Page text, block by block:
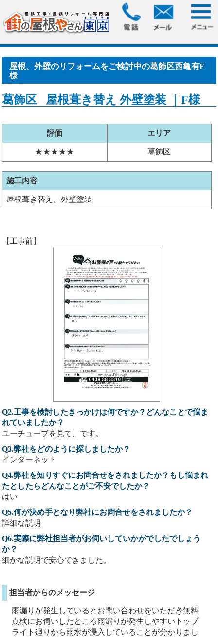
> 屋根、外壁のリフォームをご検討中の
葛飾区西亀有F様
屋根、外壁のリフォームをご検討中の葛飾区西亀有F
様
葛飾区 屋根葺き替え 外壁塗装 ｜F様
評価
★★★★★
エリア
葛飾区
施工内容
屋根葺き替え、外壁塗装
【工事前】
Q2.工事を検討したきっかけは何ですか？どんなことで悩ま
れていましたか？
ユーチューブを見て、です。
Q3.弊社をどのように探しましたか？
インターネット
Q4.弊社を知りすぐにお問合せをされましたか？もし悩まれ
たとしたらどんなことがご不安でしたか？
はい
Q5.何が決め手となり弊社にお問合せをされましたか？
詳細な説明
Q6.実際に弊社担当者がお伺いしていかがでしたでしょう
か？
細かな説明で安心できました。
担当者からのメッセージ
雨漏りが発生しているとお問い合わせをいただき無料
点検にお伺いしたところ雨漏りが発生しやすいトップ
ライト廻りから雨水が浸入していることが分かりまし